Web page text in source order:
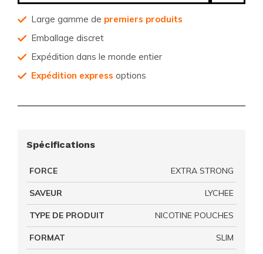
Large gamme de premiers produits
Emballage discret
Expédition dans le monde entier
Expédition express options
Spécifications
FORCE EXTRA STRONG
SAVEUR LYCHEE
TYPE DE PRODUIT NICOTINE POUCHES
FORMAT SLIM